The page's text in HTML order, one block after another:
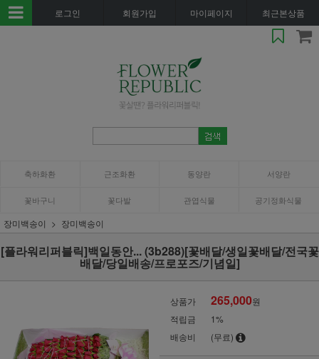
로그인 회원가입 마이페이지 최근본상품
축하화환 근조화환 동양란 서양란
꽃바구니 꽃다발 관엽식물 공기정화식물
장미백송이 장미백송이
[플라워리퍼블릭]백일동안... (3b288)[꽃배달/생일꽃배달/전국꽃
배달/당일배송/프로포즈/기념일]
상품가 265,000원
적립금
1%
배송비
(무료)